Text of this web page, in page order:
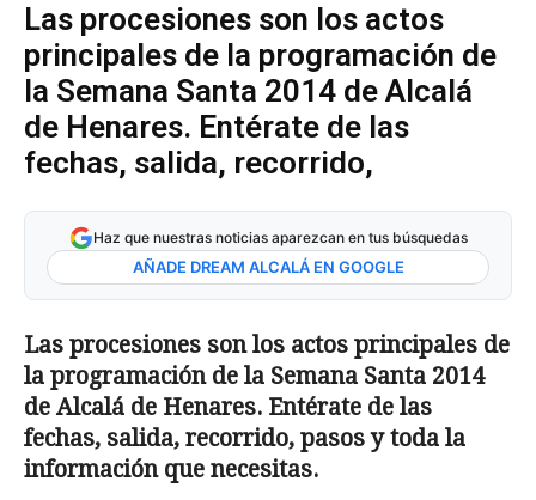
Las procesiones son los actos
principales de la programación de
la Semana Santa 2014 de Alcalá
de Henares. Entérate de las
fechas, salida, recorrido,
Haz que nuestras noticias aparezcan en tus búsquedas
AÑADE DREAM ALCALÁ EN GOOGLE
Las procesiones son los actos principales de
la programación de la Semana Santa 2014
de Alcalá de Henares. Entérate de las
fechas, salida, recorrido, pasos y toda la
información que necesitas.